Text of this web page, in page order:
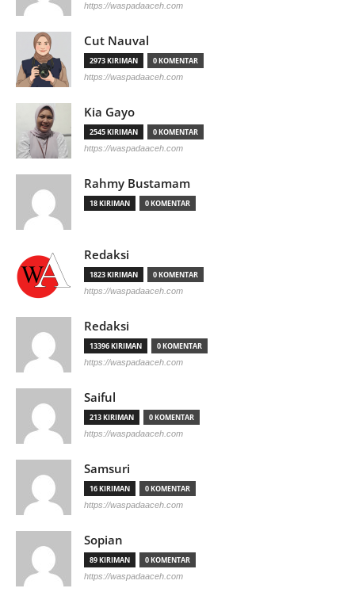
https://waspadaaceh.com
Cut Nauval
2973 KIRIMAN 0 KOMENTAR
https://waspadaaceh.com
Kia Gayo
2545 KIRIMAN 0 KOMENTAR
https://waspadaaceh.com
Rahmy Bustamam
18 KIRIMAN 0 KOMENTAR
Redaksi
1823 KIRIMAN 0 KOMENTAR
https://waspadaaceh.com
Redaksi
13396 KIRIMAN 0 KOMENTAR
https://waspadaaceh.com
Saiful
213 KIRIMAN 0 KOMENTAR
https://waspadaaceh.com
Samsuri
16 KIRIMAN 0 KOMENTAR
https://waspadaaceh.com
Sopian
89 KIRIMAN 0 KOMENTAR
https://waspadaaceh.com